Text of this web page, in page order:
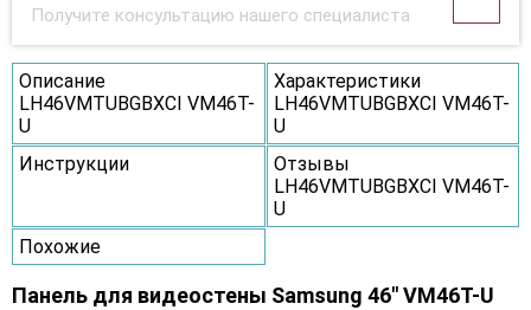
Получите консультацию нашего специалиста
Описание
LH46VMTUBGBXCI VM46T-
U
Характеристики
LH46VMTUBGBXCI VM46T-
U
Инструкции
Отзывы
LH46VMTUBGBXCI VM46T-
U
Похожие
Панель для видеостены Samsung 46" VM46T-U